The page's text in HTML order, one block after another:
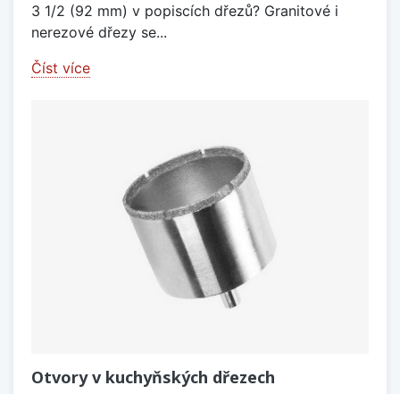
3 1/2 (92 mm) v popiscích dřezů? Granitové i
nerezové dřezy se...
Číst více
Otvory v kuchyňských dřezech